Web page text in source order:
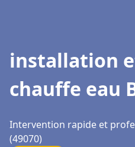
installation
chauffe eau
Intervention rapide et
(49070)